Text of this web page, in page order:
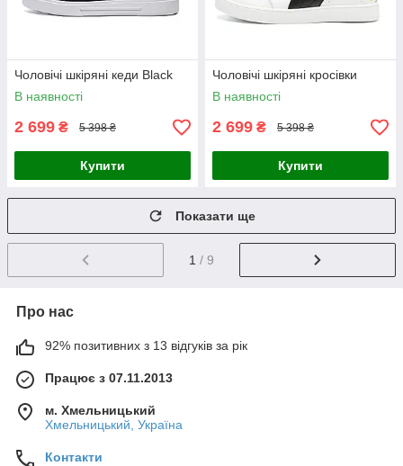
Чоловічі шкіряні кеди Black
В наявності
2 699 ₴ 5 398 ₴
Купити
Чоловічі шкіряні кросівки
В наявності
2 699 ₴ 5 398 ₴
Купити
Показати ще
1 / 9
Про нас
92% позитивних з 13 відгуків за рік
Працює з 07.11.2013
м. Хмельницький
Хмельницький, Україна
Контакти